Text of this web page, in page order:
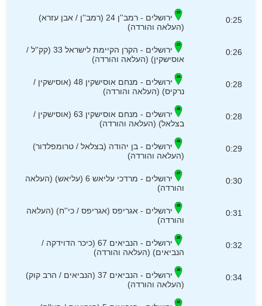
0:25
ירושלים - רמב''ן 24 (רמב''ן / אבן עזרא)
(העלאה והורדה)
0:26
ירושלים - הקרן הקיימת לישראל 33 (קק''ל /
אוסישקין) (העלאה והורדה)
0:28
ירושלים - מנחם אוסישקין 48 (אוסישקין /
נרקיס) (העלאה והורדה)
0:28
ירושלים - מנחם אוסישקין 63 (אוסישקין /
בצלאל) (העלאה והורדה)
0:29
ירושלים - בן יהודה (בצלאל / טרומפלדור)
(העלאה והורדה)
0:30
ירושלים - מרדכי עליאש 6 (עליאש) (העלאה
והורדה)
0:31
ירושלים - אגריפס (אגריפס / כי''ח) (העלאה
והורדה)
0:32
ירושלים - הנביאים 67 (כיכר הדוידקה /
הנביאים) (העלאה והורדה)
0:34
ירושלים - הנביאים 37 (הנביאים / הרב קוק)
(העלאה והורדה)